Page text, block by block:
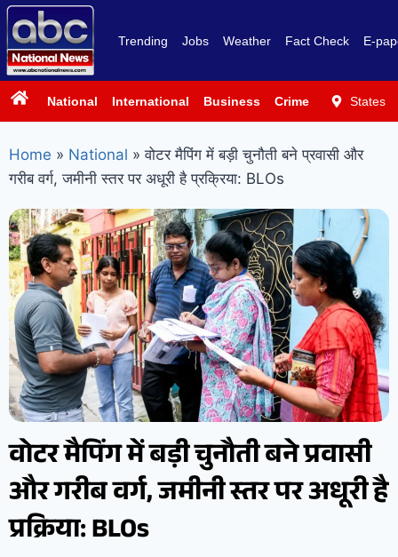
Trending Jobs Weather Fact Check E-
National International Business Crime PoliticsStates
Home » National » वोटर मैपिंग में बड़ी चुनौती बने प्रवासी और
गरीब वर्ग, जमीनी स्तर पर अधूरी है प्रक्रिया: BLOs
वोटर मैपिंग में बड़ी चुनौती बने प्रवासी
और गरीब वर्ग, जमीनी स्तर पर अधूरी है
प्रक्रिया: BLOs